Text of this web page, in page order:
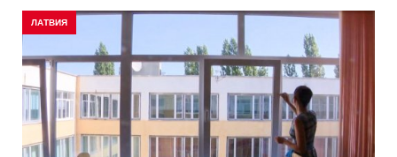
ЛАТВИЯ